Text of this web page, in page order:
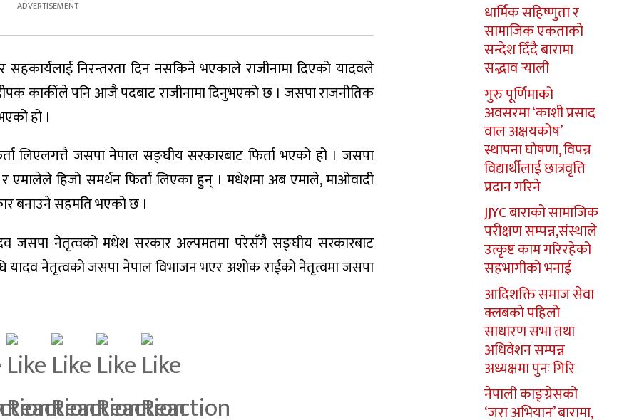
सहकार्यलाई निरन्तरता दिन नसकिने भएकाले राजीनामा दिएको यादवले
कार्कीले पनि आजै पदबाट राजीनामा दिनुभएको छ । जसपा राजनीतिक
हो ।
लिएलगत्तै जसपा नेपाल सङ्घीय सरकारबाट फिर्ता भएको हो । जसपा
हिजो समर्थन फिर्ता लिएका हुन् । मधेशमा अब एमाले, माओवादी
बनाउने सहमति भएको छ ।
जसपा नेतृत्वको मधेश सरकार अल्पमतमा परेसँगै सङ्घीय सरकारबाट
यादव नेतृत्वको जसपा नेपाल विभाजन भएर अशोक राईको नेतृत्वमा जसपा
धार्मिक सहिष्णुता र
सामाजिक एकताको
सन्देश दिँदै बारामा
सद्भाव र्‍याली
गुरु पूर्णिमाको
अवसरमा ‘काशी प्रसाद
वाल अक्षयकोष’
स्थापना घोषणा, विपन्न
विद्यार्थीलाई छात्रवृत्ति
प्रदान गरिने
JJYC बाराको सामाजिक
परीक्षण सम्पन्न,संस्थाले
उत्कृष्ट काम गरिरहेको
सहभागीको भनाई
आदिशक्ति समाज सेवा
क्लबको पहिलो
साधारण सभा तथा
अधिवेशन सम्पन्न
अध्यक्षमा पुनः गिरि
नेपाली काङ्ग्रेसको
‘जरा अभियान’ बारामा,